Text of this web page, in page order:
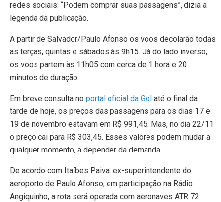
redes sociais: “Podem comprar suas passagens”, dizia a
legenda da publicação.
A partir de Salvador/Paulo Afonso os voos decolarão todas
as terças, quintas e sábados às 9h15. Já do lado inverso,
os voos partem às 11h05 com cerca de 1 hora e 20
minutos de duração.
Em breve consulta no portal oficial da Gol até o final da
tarde de hoje, os preços das passagens para os dias 17 e
19 de novembro estavam em R$ 991,45. Mas, no dia 22/11
o preço cai para R$ 303,45. Esses valores podem mudar a
qualquer momento, a depender da demanda.
De acordo com Itaíbes Paiva, ex-superintendente do
aeroporto de Paulo Afonso, em participação na Rádio
Angiquinho, a rota será operada com aeronaves ATR 72